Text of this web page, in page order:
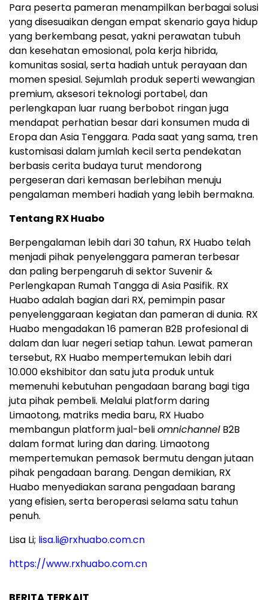
Para peserta pameran menampilkan berbagai solusi
yang disesuaikan dengan empat skenario gaya hidup
yang berkembang pesat, yakni perawatan tubuh
dan kesehatan emosional, pola kerja hibrida,
komunitas sosial, serta hadiah untuk perayaan dan
momen spesial. Sejumlah produk seperti wewangian
premium, aksesori teknologi portabel, dan
perlengkapan luar ruang berbobot ringan juga
mendapat perhatian besar dari konsumen muda di
Eropa dan Asia Tenggara. Pada saat yang sama, tren
kustomisasi dalam jumlah kecil serta pendekatan
berbasis cerita budaya turut mendorong
pergeseran dari kemasan berlebihan menuju
pengalaman memberi hadiah yang lebih bermakna.
Tentang RX Huabo
Berpengalaman lebih dari 30 tahun, RX Huabo telah
menjadi pihak penyelenggara pameran terbesar
dan paling berpengaruh di sektor Suvenir &
Perlengkapan Rumah Tangga di Asia Pasifik. RX
Huabo adalah bagian dari RX, pemimpin pasar
penyelenggaraan kegiatan dan pameran di dunia. RX
Huabo mengadakan 16 pameran B2B profesional di
dalam dan luar negeri setiap tahun. Lewat pameran
tersebut, RX Huabo mempertemukan lebih dari
10.000 ekshibitor dan satu juta produk untuk
memenuhi kebutuhan pengadaan barang bagi tiga
juta pihak pembeli. Melalui platform daring
Limaotong, matriks media baru, RX Huabo
membangun platform jual-beliomnichannel B2B
dalam format luring dan daring. Limaotong
mempertemukan pemasok bermutu dengan jutaan
pihak pengadaan barang. Dengan demikian, RX
Huabo menyediakan sarana pengadaan barang
yang efisien, serta beroperasi selama satu tahun
penuh.
Lisa Li; lisa.li@rxhuabo.com.cn
https://www.rxhuabo.com.cn